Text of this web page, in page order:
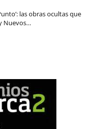
las obras ocultas que
Nuevos…